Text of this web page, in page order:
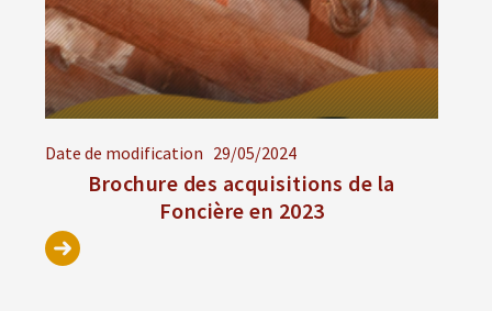
Date de modification 29/05/2024
Brochure des acquisitions de la
Foncière en 2023